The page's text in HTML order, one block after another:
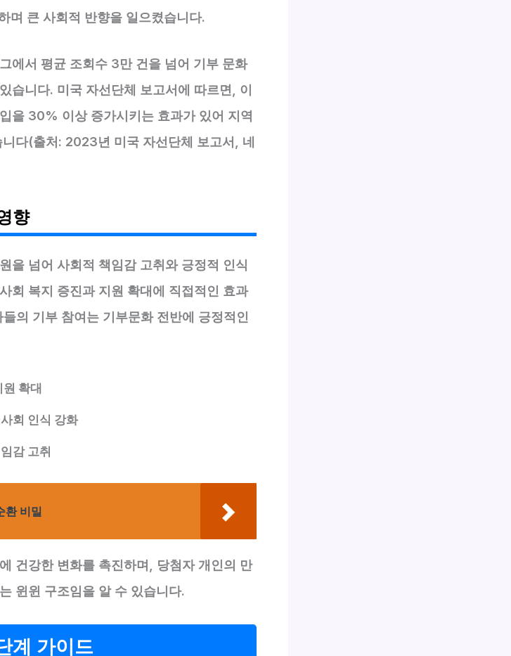
며 큰 사회적 반향을 일으켰습니다.
에서 평균 조회수 3만 건을 넘어 기부 문화
습니다. 미국 자선단체 보고서에 따르면, 이
을 30% 이상 증가시키는 효과가 있어 지역
다(출처: 2023년 미국 자선단체 보고서, 네
향
을 넘어 사회적 책임감 고취와 긍정적 인식
회 복지 증진과 지원 확대에 직접적인 효과
의 기부 참여는 기부문화 전반에 긍정적인
확대
회 인식 강화
감 고취
환 비밀
건강한 변화를 촉진하며, 당첨자 개인의 만
윈윈 구조임을 알 수 있습니다.
계 가이드